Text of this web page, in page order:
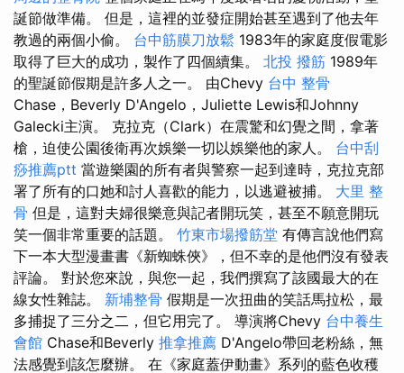
誕節做準備。 但是，這裡的並發症開始甚至遇到了他去年
教過的兩個小偷。 台中筋膜刀放鬆 1983年的家庭度假電影
取得了巨大的成功，製作了四個續集。 北投 撥筋 1989年
的聖誕節假期是許多人之一。 由Chevy 台中 整骨
Chase，Beverly D'Angelo，Juliette Lewis和Johnny
Galecki主演。 克拉克（Clark）在震驚和幻覺之間，拿著
槍，迫使公園後衛再次娛樂一切以娛樂他的家人。 台中刮
痧推薦ptt 當遊樂園的所有者與警察一起到達時，克拉克部
署了所有的口她和討人喜歡的能力，以逃避被捕。 大里 整
骨 但是，這對夫婦很樂意與記者開玩笑，甚至不願意開玩
笑一個非常重要的話題。 竹東市場撥筋堂 有傳言說他們寫
下一本大型漫畫書《新蜘蛛俠》，但不幸的是他們沒有發表
評論。 對於您來說，與您一起，我們撰寫了該國最大的在
線女性雜誌。 新埔整骨 假期是一次扭曲的笑話馬拉松，最
多捕捉了三分之二，但它用完了。 導演將Chevy 台中養生
會館 Chase和Beverly 推拿推薦 D'Angelo帶回老粉絲，無
法感覺到該怎麼辦。 在《家庭蓋伊動畫》系列的藍色收穫